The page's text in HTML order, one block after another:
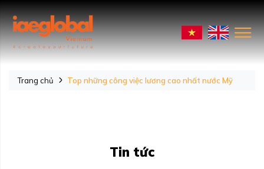
Trang chủ Top những công việc lương cao nhất nước Mỹ
Tin tức